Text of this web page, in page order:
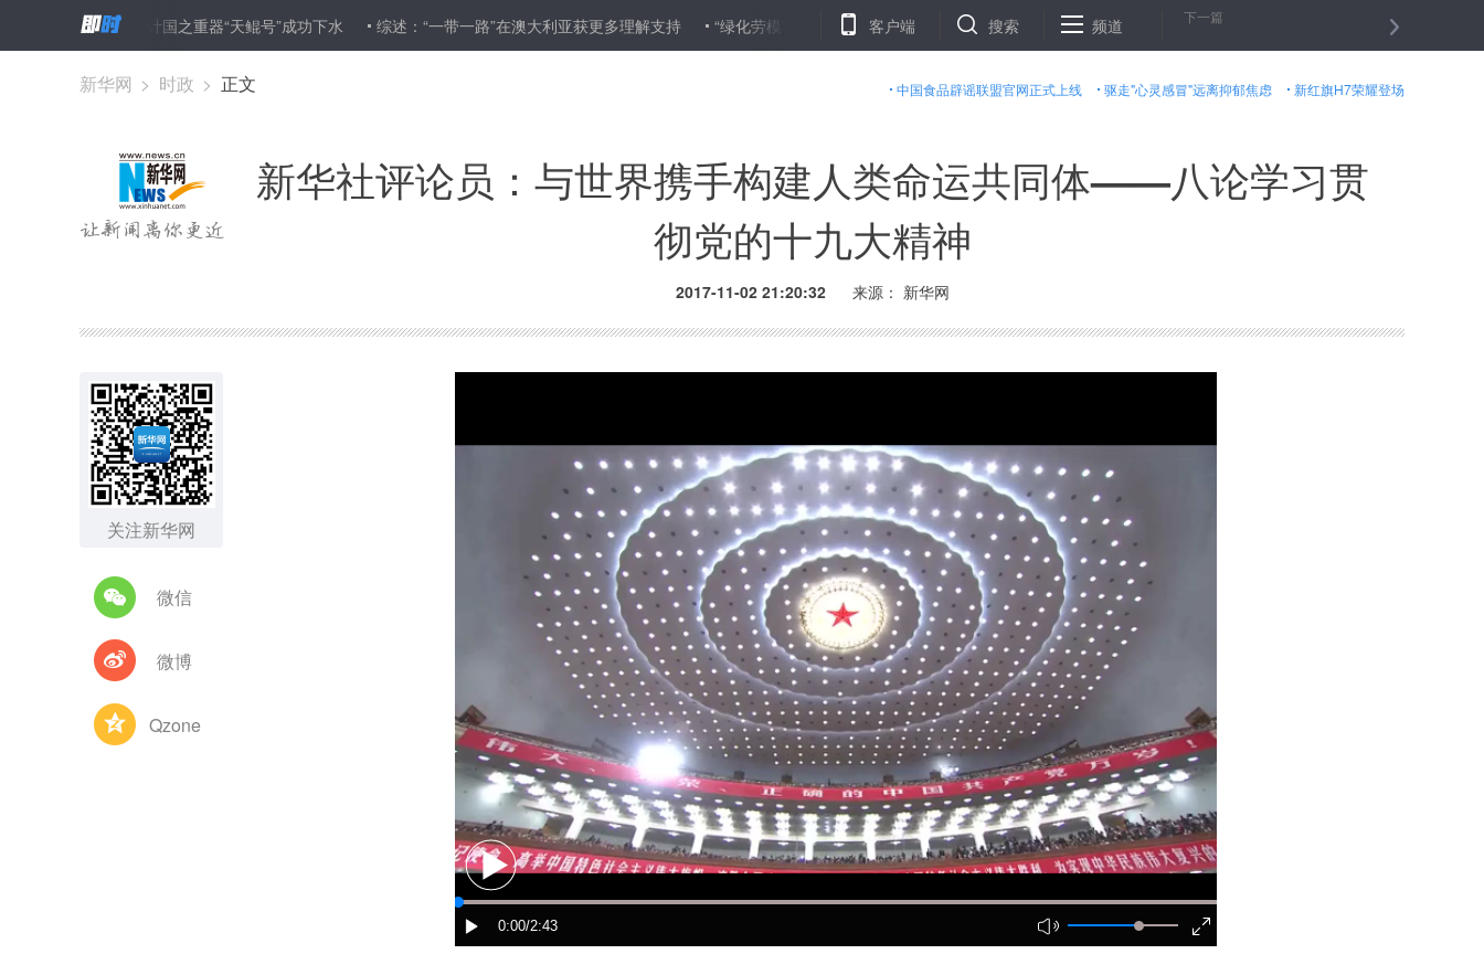
主研发设计国之重器“天鲲号”成功下水 综述：“一带一路”在澳大利亚获更多理解支持 “绿化劳模”李桂斌：“我是牛羊的厨师长” 总书记特使访问越南、老挝的三大任务 瑞典计划建造防恐数字地理围栏
客户端 搜索 频道 下一篇
中国食品辟谣联盟官网正式上线 驱走"心灵感冒"远离抑郁焦虑 新红旗H7荣耀登场
新华网 > 时政 > 正文
新华社评论员：与世界携手构建人类命运共同体——八论学习贯
彻党的十九大精神
2017-11-02 21:20:32 来源： 新华网
关注新华网
微信
微博
Qzone